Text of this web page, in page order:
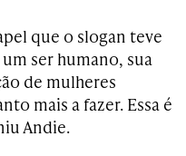
que o slogan teve
ser humano, sua
de mulheres
mais a fazer. Essa é
Andie.